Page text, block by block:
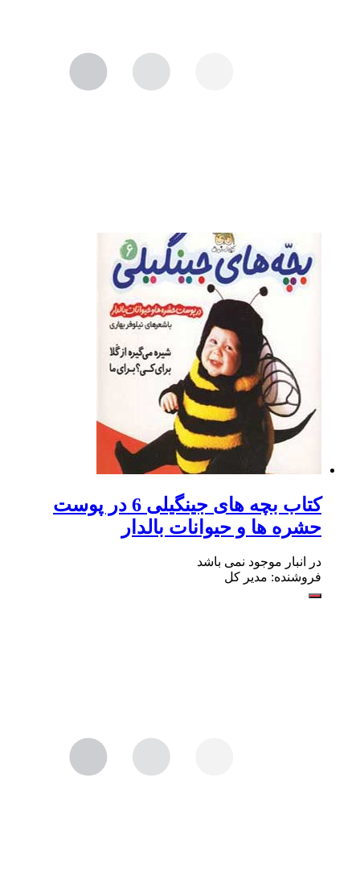
کتاب بچه های جینگیلی 6 در پوست
حشره ها و حیوانات بالدار
در انبار موجود نمی باشد
فروشنده: مدیر کل